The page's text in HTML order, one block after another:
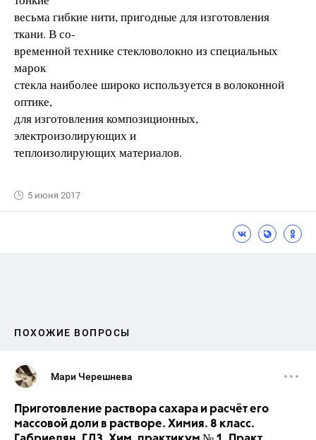
весьма гибкие нити, пригодные для изготовления
ткани. В со-
временной технике стекловолокно из специальных
марок
стекла наиболее широко используется в волоконной
оптике,
для изготовления композиционных,
электроизолирующих и
теплоизолирующих материалов.
5 июня 2017
ПОХОЖИЕ ВОПРОСЫ
Мари Черешнева
Приготовление раствора сахара и расчёт его
массовой доли в растворе. Химия. 8 класс.